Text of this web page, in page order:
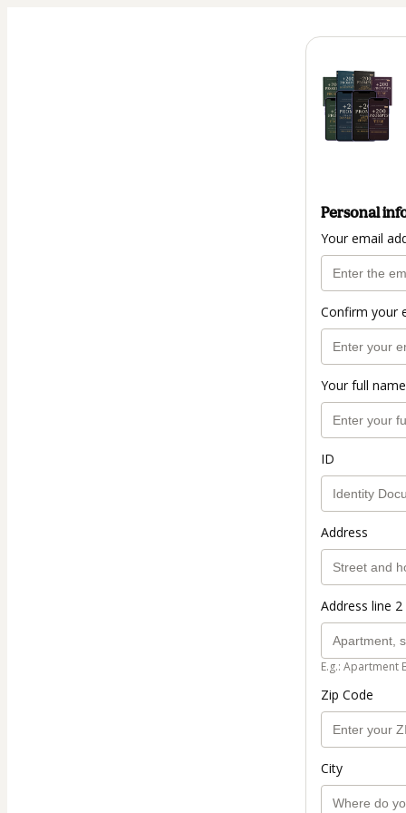
Personal
Your email
Confirm your
Your full name
ID
Address
Address line
E.g.: Apartment
Zip Code
City